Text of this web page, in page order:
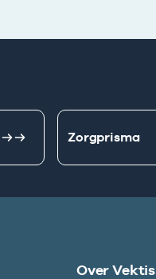
Zorgprisma
Over Vektis